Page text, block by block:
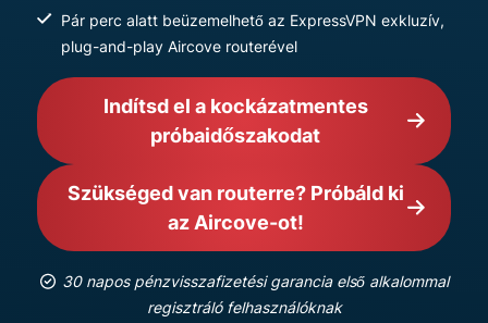
Pár perc alatt beüzemelhető az ExpressVPN exkluzív,
plug-and-play Aircove routerével
Indítsd el a kockázatmentes
próbaidőszakodat
Szükséged van routerre? Próbáld ki
az Aircove-ot!
30 napos pénzvisszafizetési garancia első alkalommal
regisztráló felhasználóknak